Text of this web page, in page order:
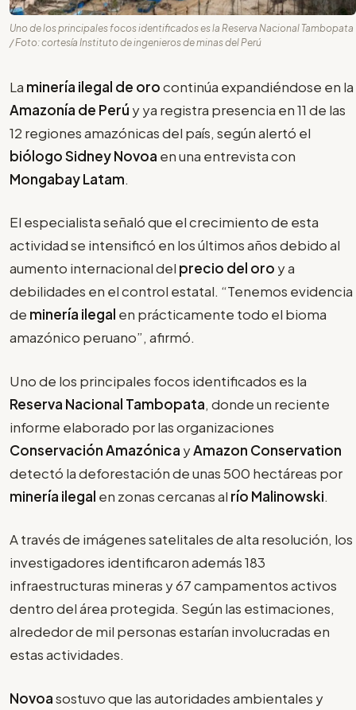
Uno de los principales focos identificados es la Reserva Nacional Tambopata
/ Foto: cortesía Instituto de ingenieros de minas del Perú
La minería ilegal de orocontinúa expandiéndose en la
Amazonía de Perú y ya registra presencia en 11 de las
12 regiones amazónicas del país, según alertó el
biólogo Sidney Novoa en una entrevista con
Mongabay Latam.
El especialista señaló que el crecimiento de esta
actividad se intensificó en los últimos años debido al
aumento internacional del precio del oro y a
debilidades en el control estatal. “Tenemos evidencia
de minería ilegal en prácticamente todo el bioma
amazónico peruano”, afirmó.
Uno de los principales focos identificados es la
Reserva Nacional Tambopata, donde un reciente
informe elaborado por las organizaciones
Conservación Amazónica yAmazon Conservation
detectó la deforestación de unas 500 hectáreas por
minería ilegal en zonas cercanas al río Malinowski.
A través de imágenes satelitales de alta resolución, los
investigadores identificaron además 183
infraestructuras mineras y 67 campamentos activos
dentro del área protegida. Según las estimaciones,
alrededor de mil personas estarían involucradas en
estas actividades.
Novoasostuvo que las autoridades ambientales y